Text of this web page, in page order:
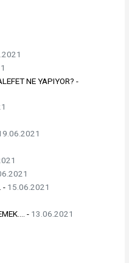
NE YAPIYOR? -
- 15.06.2021
- 13.06.2021